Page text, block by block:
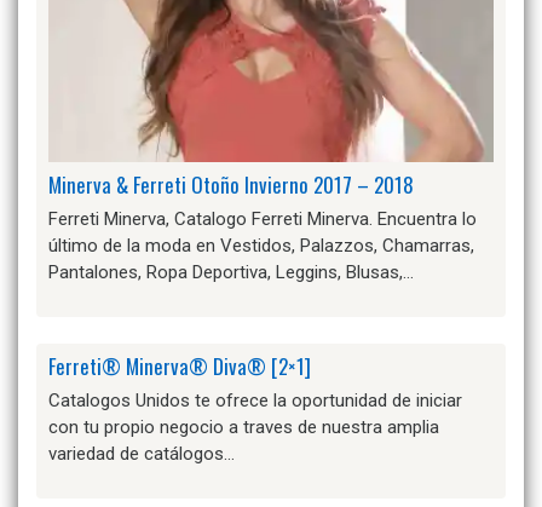
Minerva & Ferreti Otoño Invierno 2017 – 2018
Ferreti Minerva, Catalogo Ferreti Minerva. Encuentra lo
último de la moda en Vestidos, Palazzos, Chamarras,
Pantalones, Ropa Deportiva, Leggins, Blusas,…
Ferreti® Minerva® Diva® [2×1]
Catalogos Unidos te ofrece la oportunidad de iniciar
con tu propio negocio a traves de nuestra amplia
variedad de catálogos…